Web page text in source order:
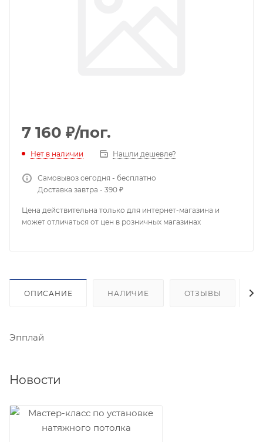
7 160 ₽/пог.
Нет в наличии Нашли дешевле?
Самовывоз сегодня - бесплатно
Доставка завтра - 390 ₽
Цена действительна только для интернет-магазина и
может отличаться от цен в розничных магазинах
ОПИСАНИЕ НАЛИЧИЕ ОТЗЫВЫ
Эпплай
Новости